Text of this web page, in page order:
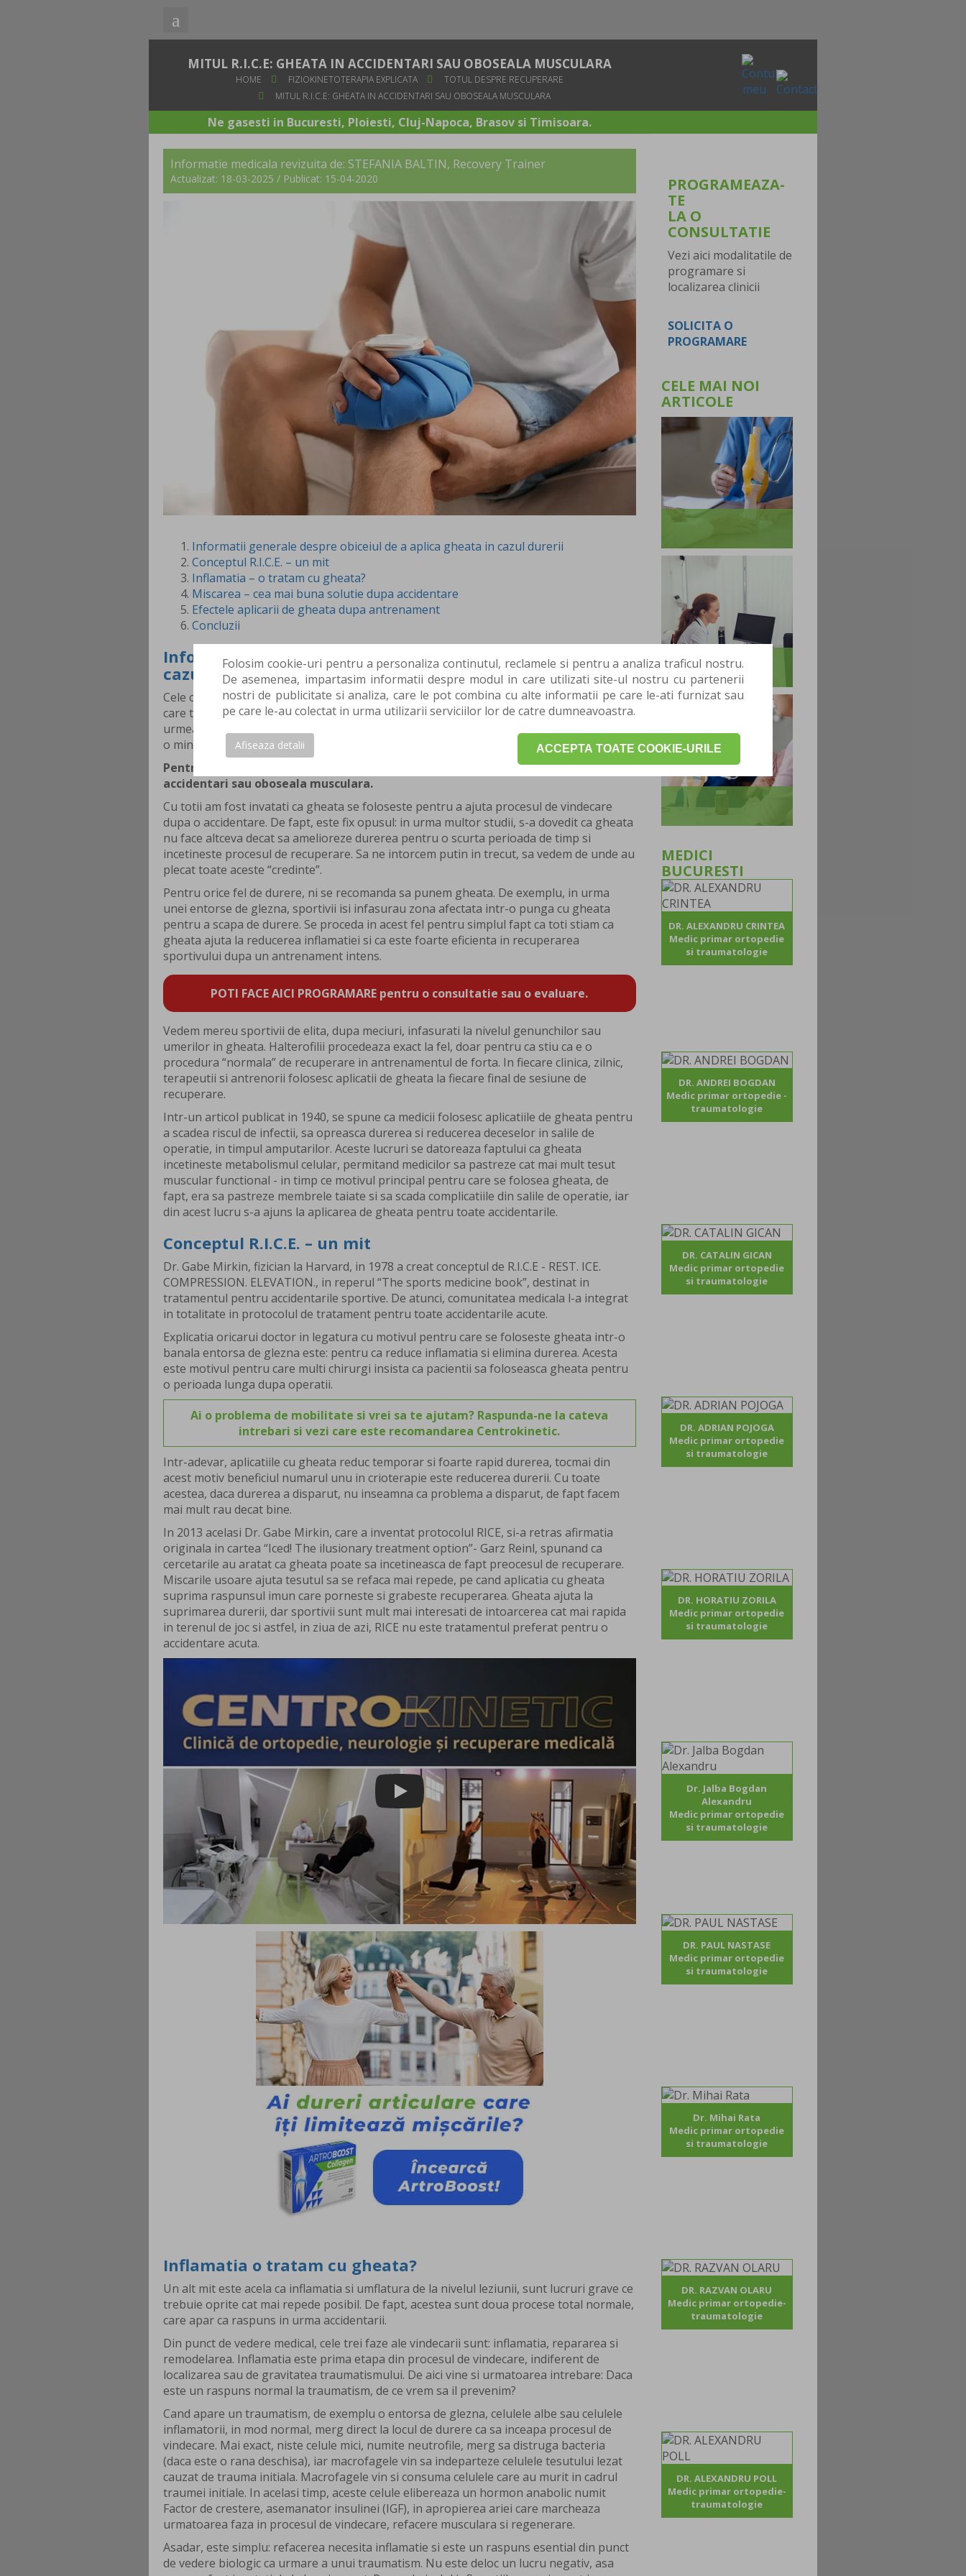
Folosim cookie-uri pentru a personaliza continutul, reclamele si pentru a analiza traficul nostru.
De asemenea, impartasim informatii despre modul in care utilizati site-ul nostru cu partenerii
nostri de publicitate si analiza, care le pot combina cu alte informatii pe care le-ati furnizat sau
pe care le-au colectat in urma utilizarii serviciilor lor de catre dumneavoastra.
ACCEPTA TOATE COOKIE-URILE
Afiseaza detalii
MITUL R.I.C.E: GHEATA IN ACCIDENTARI SAU OBOSEALA MUSCULARA
HOME FIZIOKINETOTERAPIA EXPLICATA
TOTUL DESPRE RECUPERARE
MITUL R.I.C.E: GHEATA IN ACCIDENTARI SAU OBOSEALA MUSCULARA
Ne gasesti in Bucuresti, Ploiesti, Cluj-Napoca, Brasov si Timisoara.
Informatie medicala revizuita de: STEFANIA BALTIN, Recovery Trainer
Actualizat: 18-03-2025 / Publicat: 15-04-2020
Informatii generale despre obiceiul de a aplica gheata in cazul durerii
Conceptul R.I.C.E. – un mit
Inflamatia – o tratam cu gheata?
Miscarea – cea mai buna solutie dupa accidentare
Efectele aplicarii de gheata dupa antrenament
Concluzii
Informatii generale despre obiceiul de a aplica gheata in
cazul durerii
Cele ce urmeaza sa fie spuse in acest articol vor schimba cu mult modul de gandire pe
care terapeutii l-au avut pana acum. Probabil, multi dintre voi nu vor accepta ceea ce
urmeaza sa spunem, avand in vedere ca, pentru o lunga perioada de timp, toti “am trait
o minciuna”.
Pentru inceput, sa incepem sa spunem “stop” in folosirea de gheata dupa
accidentari sau oboseala musculara.
Cu totii am fost invatati ca gheata se foloseste pentru a ajuta procesul de vindecare
dupa o accidentare. De fapt, este fix opusul: in urma multor studii, s-a dovedit ca gheata
nu face altceva decat sa amelioreze durerea pentru o scurta perioada de timp si
incetineste procesul de recuperare. Sa ne intorcem putin in trecut, sa vedem de unde au
plecat toate aceste “credinte”.
Pentru orice fel de durere, ni se recomanda sa punem gheata. De exemplu, in urma
unei entorse de glezna, sportivii isi infasurau zona afectata intr-o punga cu gheata
pentru a scapa de durere. Se proceda in acest fel pentru simplul fapt ca toti stiam ca
gheata ajuta la reducerea inflamatiei si ca este foarte eficienta in recuperarea
sportivului dupa un antrenament intens.
POTI FACE AICI PROGRAMARE pentru o consultatie sau o evaluare.
Vedem mereu sportivii de elita, dupa meciuri, infasurati la nivelul genunchilor sau
umerilor in gheata. Halterofilii procedeaza exact la fel, doar pentru ca stiu ca e o
procedura “normala” de recuperare in antrenamentul de forta. In fiecare clinica, zilnic,
terapeutii si antrenorii folosesc aplicatii de gheata la fiecare final de sesiune de
recuperare.
Intr-un articol publicat in 1940, se spune ca medicii folosesc aplicatiile de gheata pentru
a scadea riscul de infectii, sa opreasca durerea si reducerea deceselor in salile de
operatie, in timpul amputarilor. Aceste lucruri se datoreaza faptului ca gheata
incetineste metabolismul celular, permitand medicilor sa pastreze cat mai mult tesut
muscular functional - in timp ce motivul principal pentru care se folosea gheata, de
fapt, era sa pastreze membrele taiate si sa scada complicatiile din salile de operatie, iar
din acest lucru s-a ajuns la aplicarea de gheata pentru toate accidentarile.
Conceptul R.I.C.E. – un mit
Dr. Gabe Mirkin, fizician la Harvard, in 1978 a creat conceptul de R.I.C.E - REST. ICE.
COMPRESSION. ELEVATION., in reperul “The sports medicine book”, destinat in
tratamentul pentru accidentarile sportive. De atunci, comunitatea medicala l-a integrat
in totalitate in protocolul de tratament pentru toate accidentarile acute.
Explicatia oricarui doctor in legatura cu motivul pentru care se foloseste gheata intr-o
banala entorsa de glezna este: pentru ca reduce inflamatia si elimina durerea. Acesta
este motivul pentru care multi chirurgi insista ca pacientii sa foloseasca gheata pentru
o perioada lunga dupa operatii.
Ai o problema de mobilitate si vrei sa te ajutam? Raspunda-ne la cateva
intrebari si vezi care este recomandarea Centrokinetic.
Intr-adevar, aplicatiile cu gheata reduc temporar si foarte rapid durerea, tocmai din
acest motiv beneficiul numarul unu in crioterapie este reducerea durerii. Cu toate
acestea, daca durerea a disparut, nu inseamna ca problema a disparut, de fapt facem
mai mult rau decat bine.
In 2013 acelasi Dr. Gabe Mirkin, care a inventat protocolul RICE, si-a retras afirmatia
originala in cartea “Iced! The ilusionary treatment option”- Garz Reinl, spunand ca
cercetarile au aratat ca gheata poate sa incetineasca de fapt preocesul de recuperare.
Miscarile usoare ajuta tesutul sa se refaca mai repede, pe cand aplicatia cu gheata
suprima raspunsul imun care porneste si grabeste recuperarea. Gheata ajuta la
suprimarea durerii, dar sportivii sunt mult mai interesati de intoarcerea cat mai rapida
in terenul de joc si astfel, in ziua de azi, RICE nu este tratamentul preferat pentru o
accidentare acuta.
Play
Inflamatia o tratam cu gheata?
Un alt mit este acela ca inflamatia si umflatura de la nivelul leziunii, sunt lucruri grave ce
trebuie oprite cat mai repede posibil. De fapt, acestea sunt doua procese total normale,
care apar ca raspuns in urma accidentarii.
Din punct de vedere medical, cele trei faze ale vindecarii sunt: inflamatia, repararea si
remodelarea. Inflamatia este prima etapa din procesul de vindecare, indiferent de
localizarea sau de gravitatea traumatismului. De aici vine si urmatoarea intrebare: Daca
este un raspuns normal la traumatism, de ce vrem sa il prevenim?
Cand apare un traumatism, de exemplu o entorsa de glezna, celulele albe sau celulele
inflamatorii, in mod normal, merg direct la locul de durere ca sa inceapa procesul de
vindecare. Mai exact, niste celule mici, numite neutrofile, merg sa distruga bacteria
(daca este o rana deschisa), iar macrofagele vin sa indeparteze celulele tesutului lezat
cauzat de trauma initiala. Macrofagele vin si consuma celulele care au murit in cadrul
traumei initiale. In acelasi timp, aceste celule elibereaza un hormon anabolic numit
Factor de crestere, asemanator insulinei (IGF), in apropierea ariei care marcheaza
urmatoarea faza in procesul de vindecare, refacere musculara si regenerare.
Asadar, este simplu: refacerea necesita inflamatie si este un raspuns esential din punct
de vedere biologic ca urmare a unui traumatism. Nu este deloc un lucru negativ, asa
PROGRAMEAZA-
TE
LA O
CONSULTATIE
Vezi aici modalitatile de
programare si
localizarea clinicii
SOLICITA O
PROGRAMARE
CELE MAI NOI
ARTICOLE
MEDICI
BUCURESTI
DR. ALEXANDRU CRINTEA
Medic primar ortopedie
si traumatologie
DR. ANDREI BOGDAN
Medic primar ortopedie -
traumatologie
DR. CATALIN GICAN
Medic primar ortopedie
si traumatologie
DR. ADRIAN POJOGA
Medic primar ortopedie
si traumatologie
DR. HORATIU ZORILA
Medic primar ortopedie
si traumatologie
Dr. Jalba Bogdan
Alexandru
Medic primar ortopedie
si traumatologie
DR. PAUL NASTASE
Medic primar ortopedie
si traumatologie
Dr. Mihai Rata
Medic primar ortopedie
si traumatologie
DR. RAZVAN OLARU
Medic primar ortopedie-
traumatologie
DR. ALEXANDRU POLL
Medic primar ortopedie-
traumatologie